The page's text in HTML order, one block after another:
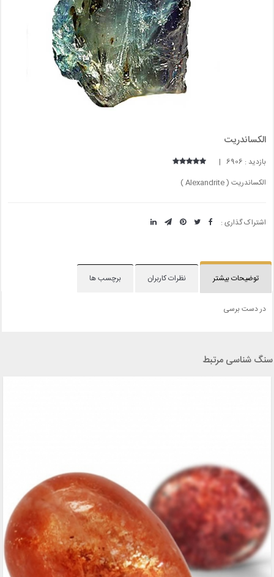
الکساندریت
بازدید : 6906 |
الکساندریت ( Alexandrite )
اشتراک گذاری :
توضیحات بیشتر نظرات کاربران برچسب ها
در دست برسی
سنگ شناسی مرتبط